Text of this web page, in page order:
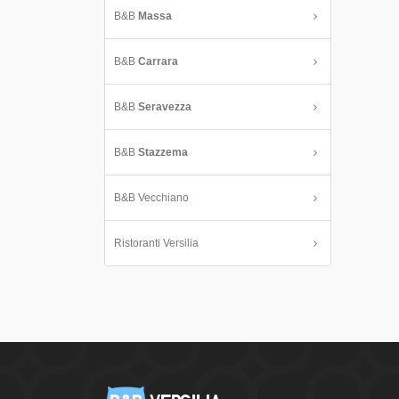
B&B Massa
B&B Carrara
B&B Seravezza
B&B Stazzema
B&B Vecchiano
Ristoranti Versilia